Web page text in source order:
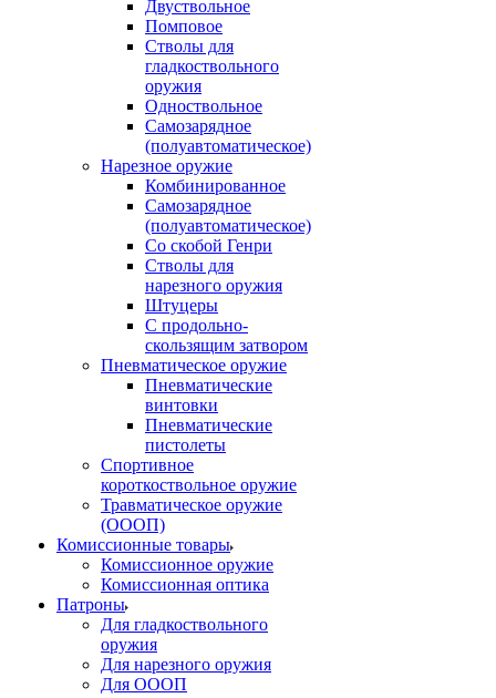
Двуствольное
Помповое
Стволы для
гладкоствольного
оружия
Одноствольное
Самозарядное
(полуавтоматическое)
Нарезное оружие
Комбинированное
Самозарядное
(полуавтоматическое)
Со скобой Генри
Стволы для
нарезного оружия
Штуцеры
С продольно-
скользящим затвором
Пневматическое оружие
Пневматические
винтовки
Пневматические
пистолеты
Спортивное
короткоствольное оружие
Травматическое оружие
(ОООП)
Комиссионные товары
Комиссионное оружие
Комиссионная оптика
Патроны
Для гладкоствольного
оружия
Для нарезного оружия
Для ОООП